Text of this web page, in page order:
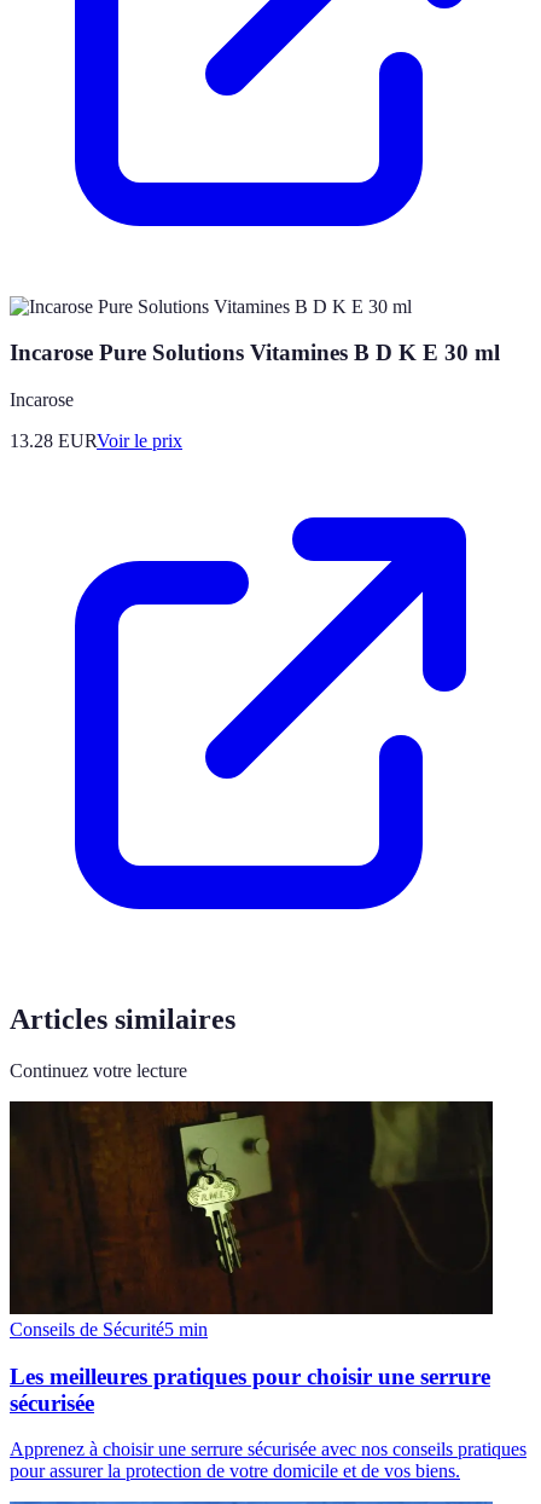
Incarose Pure Solutions Vitamines B D K E 30 ml
Incarose
13.28 EURVoir le prix
Articles similaires
Continuez votre lecture
Conseils de Sécurité5 min
Les meilleures pratiques pour choisir une serrure
sécurisée
Apprenez à choisir une serrure sécurisée avec nos conseils pratiques
pour assurer la protection de votre domicile et de vos biens.